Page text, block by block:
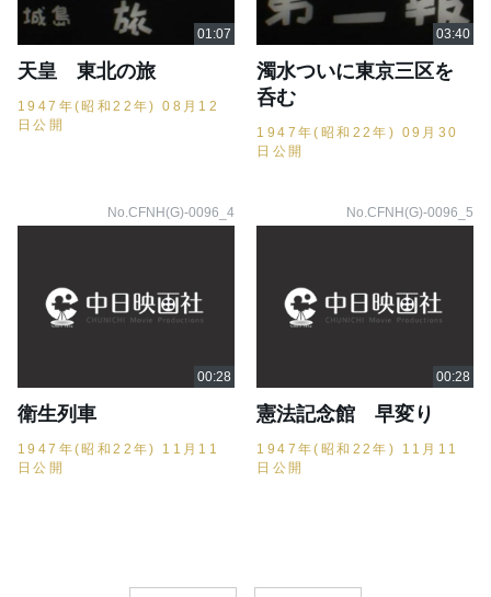
天皇 東北の旅
1947年(昭和22年) 08月12
日公開
濁水ついに東京三区を
呑む
1947年(昭和22年) 09月30
日公開
No.CFNH(G)-0096_4
衛生列車
1947年(昭和22年) 11月11
日公開
No.CFNH(G)-0096_5
憲法記念館 早変り
1947年(昭和22年) 11月11
日公開